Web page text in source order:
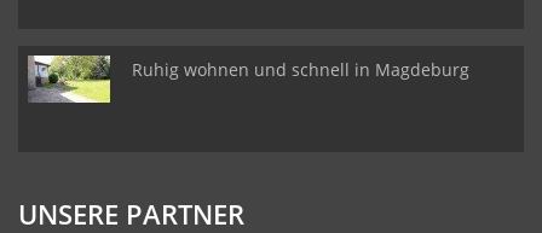
Ruhig wohnen und schnell in Magdeburg
UNSERE PARTNER